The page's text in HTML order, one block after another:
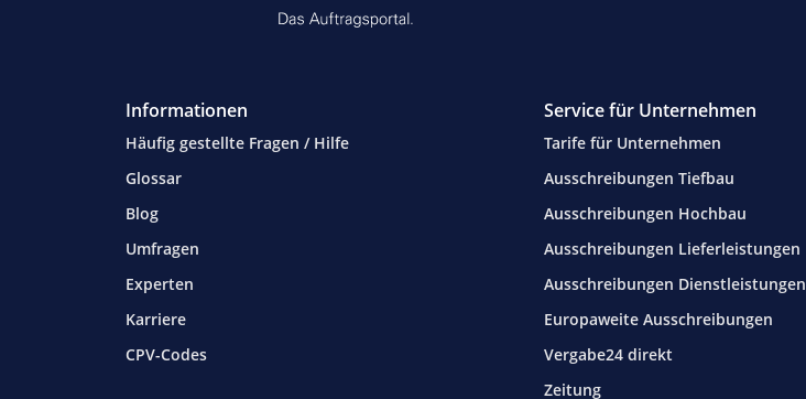
Informationen
Häufig gestellte Fragen / Hilfe
Glossar
Blog
Umfragen
Experten
Karriere
CPV-Codes
Service für Unternehmen
Tarife für Unternehmen
Ausschreibungen Tiefbau
Ausschreibungen Hochbau
Ausschreibungen Lieferleistungen
Ausschreibungen Dienstleistungen
Europaweite Ausschreibungen
Vergabe24 direkt
Zeitung